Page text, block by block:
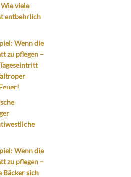
Wie viele
entbehrlich
Wenn die
zu pflegen –
Wenn die
zu pflegen –
Bäcker sich